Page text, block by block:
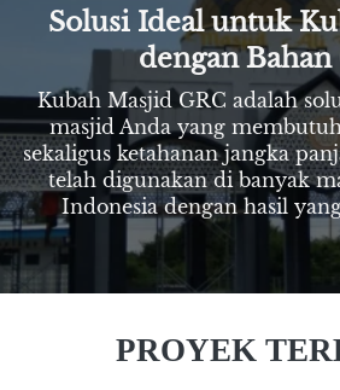
Solusi Ideal untuk
dengan Bahan
Kubah Masjid GRC adalah
masjid Anda yang
sekaligus ketahanan jangka
telah digunakan di banyak
Indonesia dengan hasil
PROYEK